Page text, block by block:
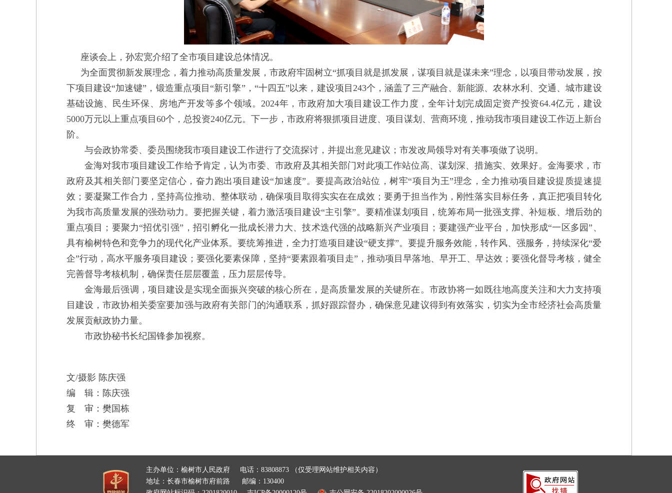
座谈会上，孙宏宽介绍了全市项目建设总体情况。
为全面贯彻新发展理念，着力推动高质量发展，市政府牢固树立“抓项目就是抓发展，谋项目就是谋未来”理念，以项目带动发展，按
下项目建设“加速键”，锻造重点项目“新引擎”，“十四五”以来，建设项目243个，涵盖了三产融合、新能源、农林水利、交通、城市建设
基础设施、民生环保、房地产开发等多个领域。2024年，市政府加大项目建设工作力度，全年计划完成固定资产投资64.4亿元，建设
5000万元以上重点项目60个，总投资240亿元。下一步，市政府将狠抓项目进度、项目谋划、营商环境，推动我市项目建设工作迈上新台
阶。
与会政协常委、委员围绕我市项目建设工作进行了交流探讨，并提出意见建议；市发改局领导对有关事项做了说明。
金海对我市项目建设工作给予肯定，认为市委、市政府及其相关部门对此项工作站位高、谋划深、措施实、效果好。金海要求，市
政府及其相关部门要坚定信心，奋力跑出项目建设“加速度”。要提高政治站位，树牢“项目为王”理念，全力推动项目建设提质提速提
效；要凝聚工作合力，坚持高位推动、整体联动，确保项目取得实实在在成效；要勇于担当作为，刚性落实目标任务，真正把项目转化
为我市高质量发展的强劲动力。要把握关键，着力激活项目建设“主引擎”。要精准谋划项目，统筹布局一批强支撑、补短板、增后劲的
重点项目；要聚力“招优引强”，招引孵化一批成长潜力大、技术迭代强的战略新兴产业项目；要建强产业平台，加快形成“一区多园”、
具有榆树特色和竞争力的现代化产业体系。要统筹推进，全力打造项目建设“硬支撑”。要提升服务效能，转作风、强服务，持续深化“爱
企”行动，高水平服务项目建设；要强化要素保障，坚持“要素跟着项目走”，推动项目早落地、早开工、早达效；要强化督导考核，健全
完善督导考核机制，确保责任层层覆盖，压力层层传导。
金海最后强调，项目建设是实现全面振兴突破的核心所在，是高质量发展的关键所在。市政协将一如既往地高度关注和大力支持项
目建设，市政协相关委室要加强与政府有关部门的沟通联系，抓好跟踪督办，确保意见建议得到有效落实，切实为全市经济社会高质量
发展贡献政协力量。
市政协秘书长纪国锋参加视察。
文/摄影 陈庆强
编 辑：陈庆强
复 审：樊国栋
终 审：樊德军
主办单位：榆树市人民政府
电话：83808873 （仅受理网站维护相关内容）
地址：长春市榆树市府前路
邮编：130400